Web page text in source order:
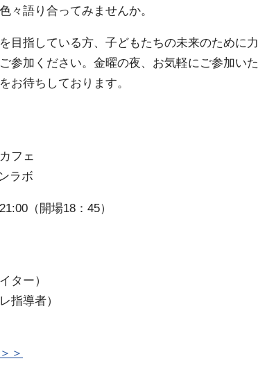
々語り合ってみませんか。
目指している方、子どもたちの未来のために力
参加ください。金曜の夜、お気軽にご参加いた
お待ちしております。
フェ
ラボ
（開場18：45）
ター）
指導者）
＞